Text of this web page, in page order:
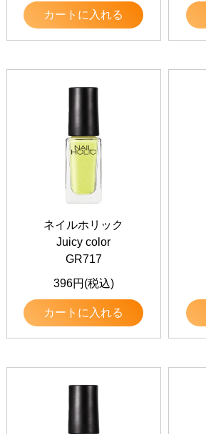
カートに入れる
ネイルホリック
Juicy color
GR717
396円(税込)
カートに入れる